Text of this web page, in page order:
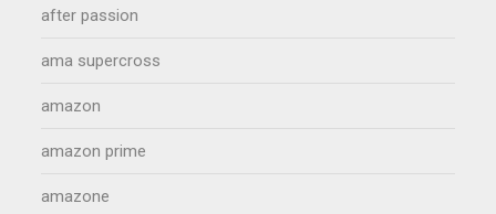
after passion
ama supercross
amazon
amazon prime
amazone